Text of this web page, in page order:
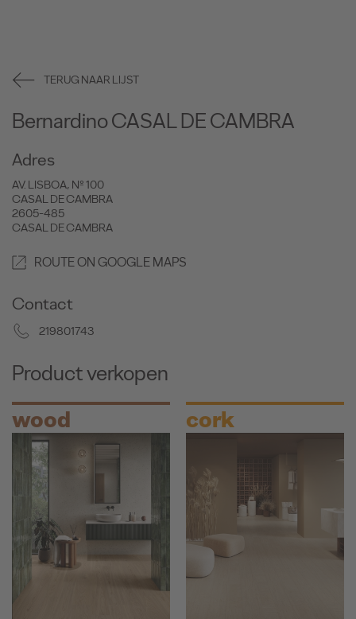
TERUG NAAR LIJST
Bernardino CASAL DE CAMBRA
Adres
AV. LISBOA, Nº 100
CASAL DE CAMBRA
2605-485
CASAL DE CAMBRA
ROUTE ON GOOGLE MAPS
Contact
219801743
Product verkopen
wood cork